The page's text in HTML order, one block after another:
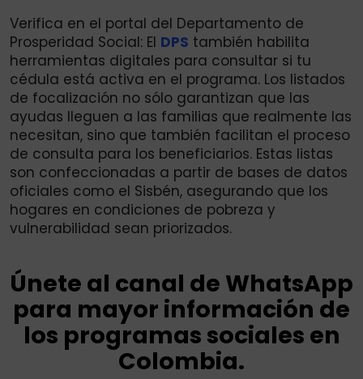
Verifica en el portal del Departamento de
Prosperidad Social: El DPS también habilita
herramientas digitales para consultar si tu
cédula está activa en el programa. Los listados
de focalización no sólo garantizan que las
ayudas lleguen a las familias que realmente las
necesitan, sino que también facilitan el proceso
de consulta para los beneficiarios. Estas listas
son confeccionadas a partir de bases de datos
oficiales como el Sisbén, asegurando que los
hogares en condiciones de pobreza y
vulnerabilidad sean priorizados.
Únete al canal de WhatsApp
para mayor información de
los programas sociales en
Colombia.